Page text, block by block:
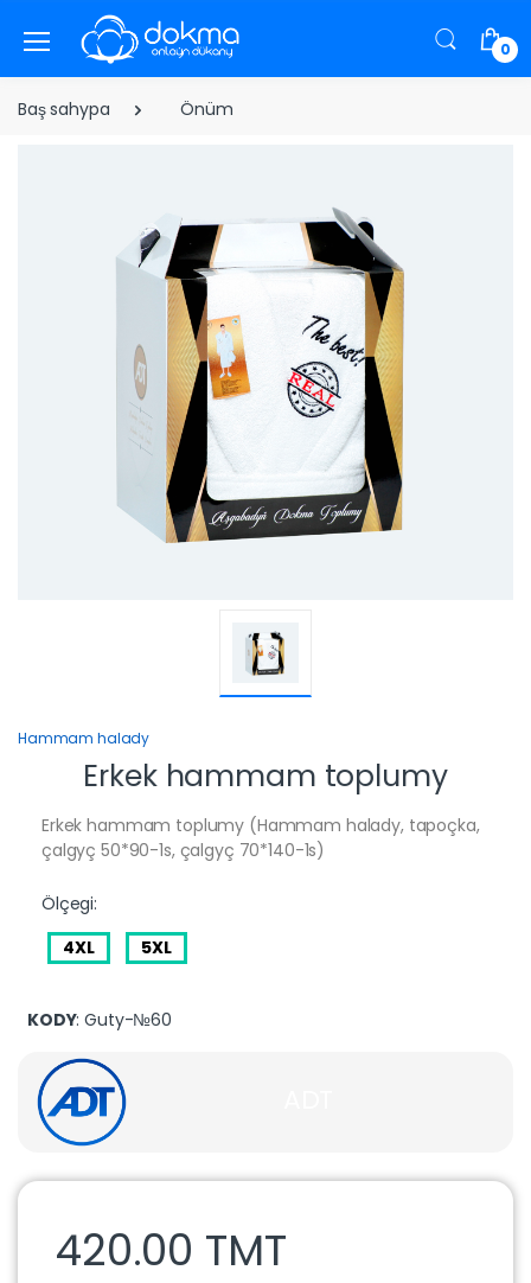
0
Baş sahypa Önüm
Hammam halady
Erkek hammam toplumy
Erkek hammam toplumy (Hammam halady, tapoçka,
çalgyç 50*90-1s, çalgyç 70*140-1s)
Ölçegi:
4XL
5XL
KODY: Guty-№60
420.00 TMT